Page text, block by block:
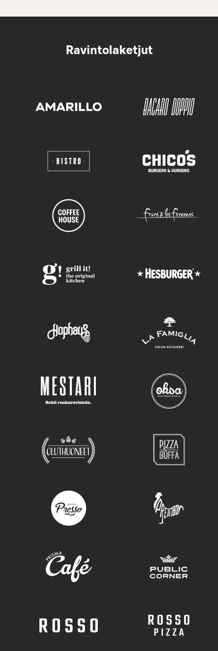
Ravintolaketjut